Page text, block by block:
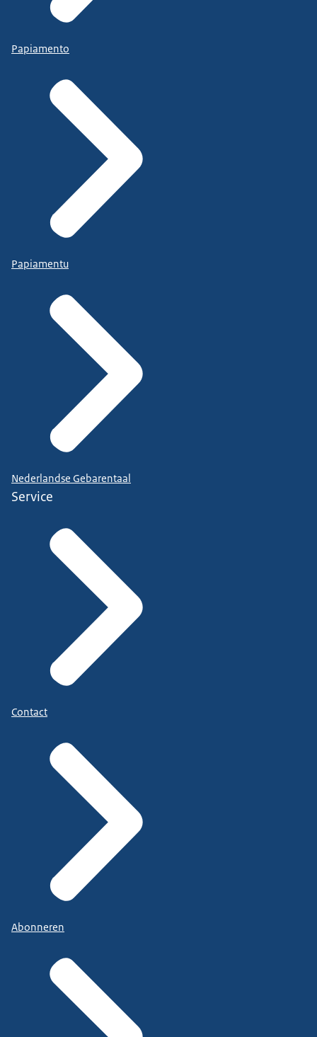
Papiamento
Papiamentu
Nederlandse Gebarentaal
Service
Contact
Abonneren